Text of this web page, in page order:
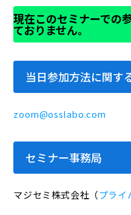
現在このセミナーでの
ておりません。
当日参加方法に関す
zoom@osslabo.com
セミナー事務局
マジセミ株式会社（プライ